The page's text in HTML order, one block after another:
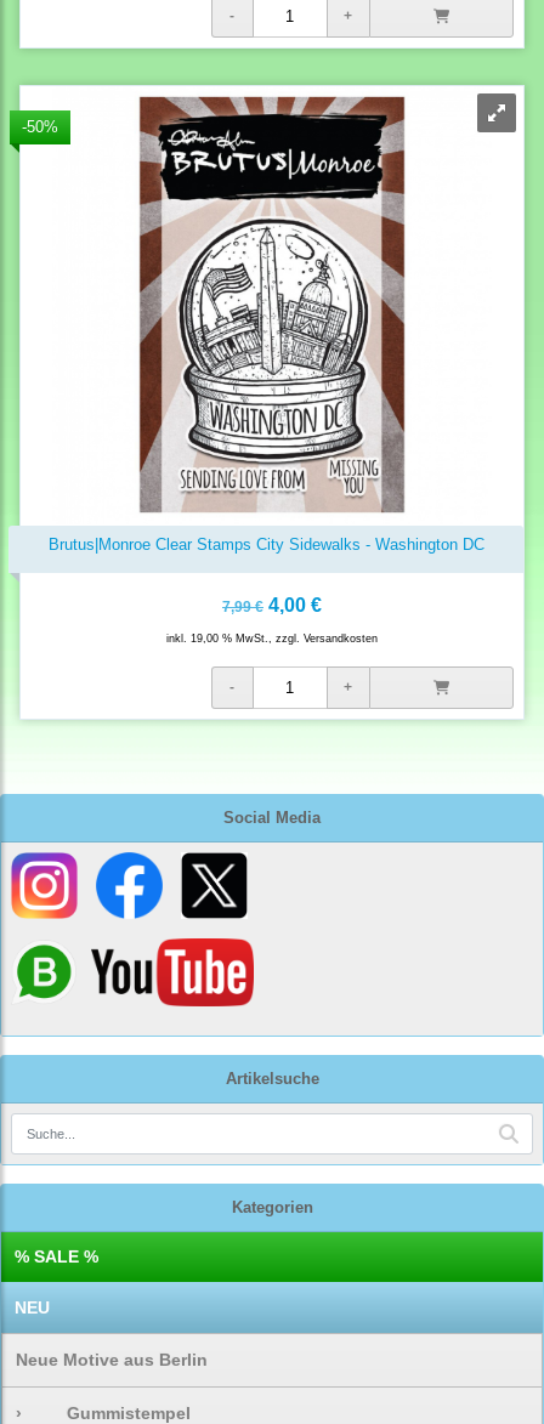
Social Media
Artikelsuche
Kategorien
% SALE %
NEU
Neue Motive aus Berlin
› Gummistempel
-50%
Brutus|Monroe Clear Stamps City Sidewalks - Washington DC
7,99 € 4,00 €
inkl. 19,00 % MwSt., zzgl. Versandkosten